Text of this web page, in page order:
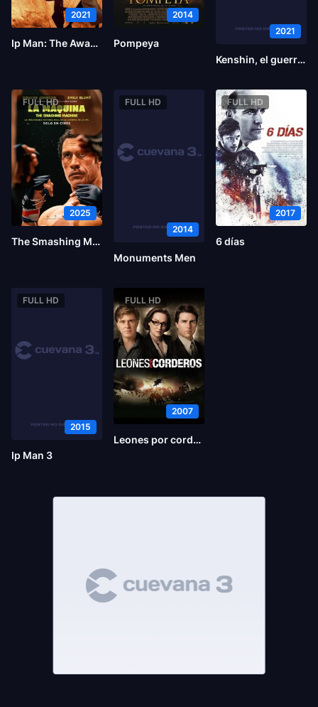
2021
Ip Man: The Awakening
2014
Pompeya
2021
Kenshin, el guerrero samurái: El final
FULL HD
2025
The Smashing Machine
FULL HD
2014
Monuments Men
FULL HD
2017
6 días
FULL HD
2015
Ip Man 3
FULL HD
2007
Leones por corderos